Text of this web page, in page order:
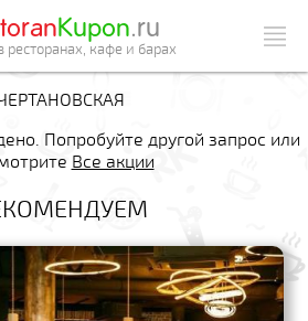
Kupon.ru
ресторанах, кафе и барах
Попробуйте другой запрос или
Все акции